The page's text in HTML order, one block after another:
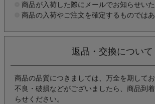
商品が入荷した際にメールでお知らせいた
商品の入荷やご注文を確定するものではあ
返品・交換について
商品の品質につきましては、万全を期して
不良・破損などがございましたら、商品到
らせください。